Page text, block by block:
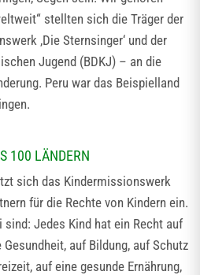
stellten sich die Träger der
,Die Sternsinger‘ und der
Jugend (BDKJ) – an die
Peru war das Beispielland
100 LÄNDERN
sich das Kindermissionswerk
für die Rechte von Kindern ein.
sind: Jedes Kind hat ein Recht auf
auf Bildung, auf Schutz
auf eine gesunde Ernährung,